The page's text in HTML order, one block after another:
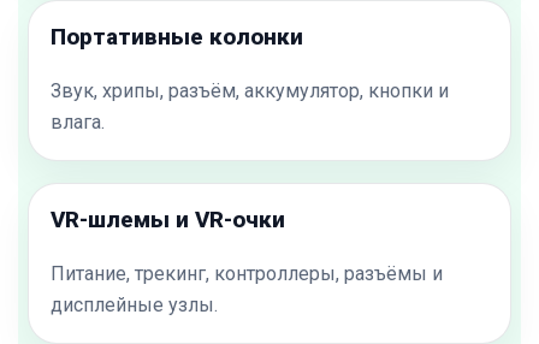
Портативные колонки
Звук, хрипы, разъём, аккумулятор, кнопки и
влага.
VR-шлемы и VR-очки
Питание, трекинг, контроллеры, разъёмы и
дисплейные узлы.